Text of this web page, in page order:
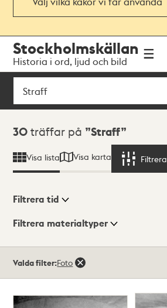
navigationen
huvudinnehållet
Stockholmskällan
Historia i ord, ljud och bild
Sök
Sökresultat
30 träffar på Straff
Visa lista Visa karta Filtrera
Visningsläge
Filtrera tid
Filtrera materialtyper
träffar
Valda filter:Foto